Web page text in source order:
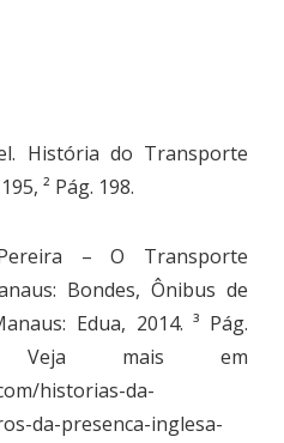
História do Transporte
² Pág. 198.
Pereira – O Transporte
Bondes, Ônibus de
Edua, 2014. ³ Pág.
mais em
historias-da-
da-presenca-inglesa-